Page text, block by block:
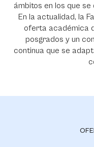
ámbitos en los que
En la actualidad, la
oferta académica
posgrados y un
continua que se